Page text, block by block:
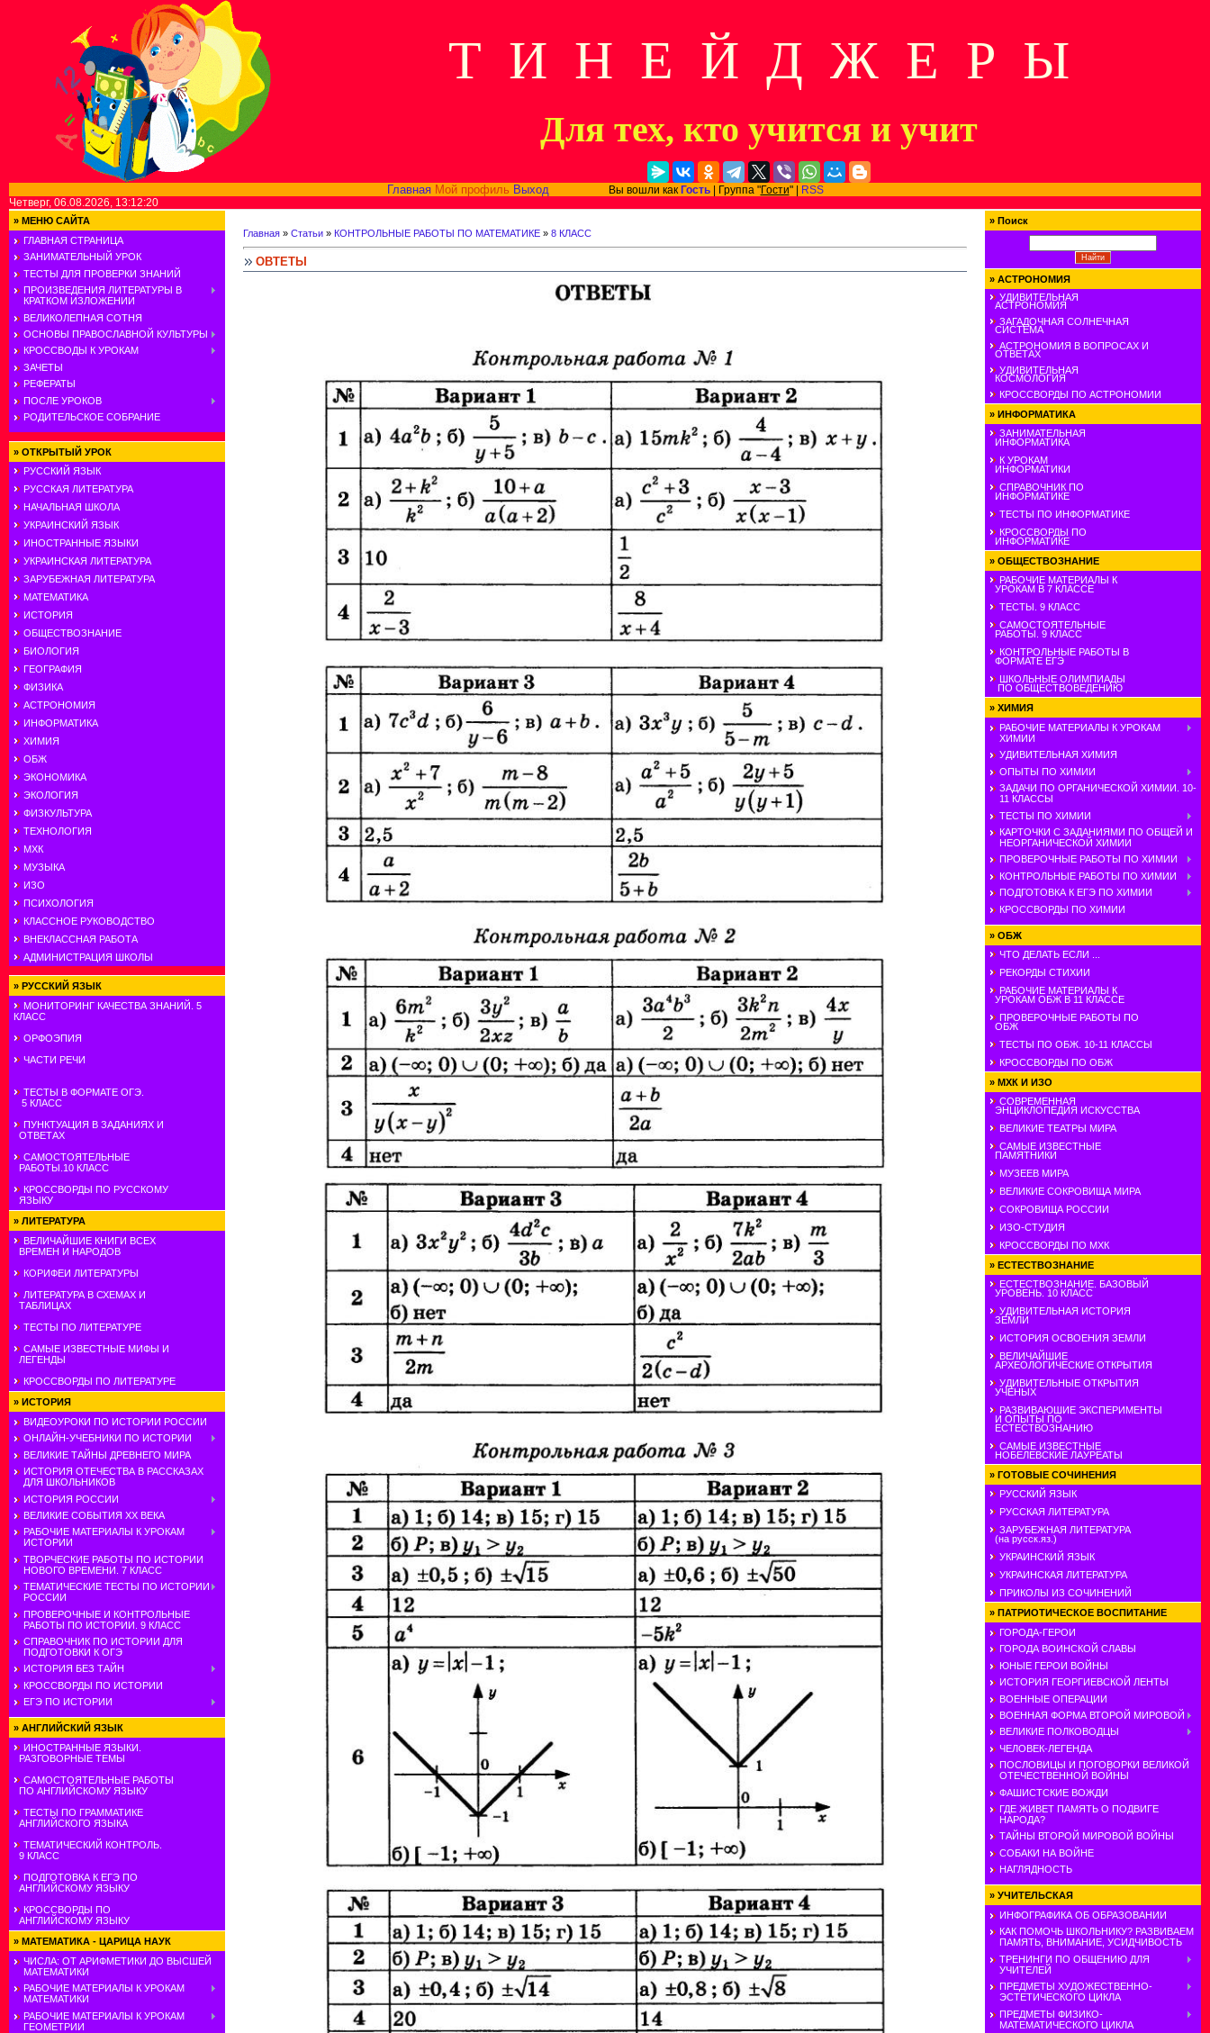
Т И Н Е Й Д Ж Е Р Ы
Для тех, кто учится и учит
Главная Мой профиль ВыходВы вошли как Гость| Группа "Гости" |
RSS
Четверг, 06.08.2026, 13:12:20
» МЕНЮ САЙТА
ГЛАВНАЯ СТРАНИЦА
ЗАНИМАТЕЛЬНЫЙ УРОК
ТЕСТЫ ДЛЯ ПРОВЕРКИ ЗНАНИЙ
ПРОИЗВЕДЕНИЯ ЛИТЕРАТУРЫ В
КРАТКОМ ИЗЛОЖЕНИИ
ВЕЛИКОЛЕПНАЯ СОТНЯ
ОСНОВЫ ПРАВОСЛАВНОЙ КУЛЬТУРЫ
КРОССВОДЫ К УРОКАМ
ЗАЧЕТЫ
РЕФЕРАТЫ
ПОСЛЕ УРОКОВ
РОДИТЕЛЬСКОЕ СОБРАНИЕ
» ОТКРЫТЫЙ УРОК
РУССКИЙ ЯЗЫК
РУССКАЯ ЛИТЕРАТУРА
НАЧАЛЬНАЯ ШКОЛА
УКРАИНСКИЙ ЯЗЫК
ИНОСТРАННЫЕ ЯЗЫКИ
УКРАИНСКАЯ ЛИТЕРАТУРА
ЗАРУБЕЖНАЯ ЛИТЕРАТУРА
МАТЕМАТИКА
ИСТОРИЯ
ОБЩЕСТВОЗНАНИЕ
БИОЛОГИЯ
ГЕОГРАФИЯ
ФИЗИКА
АСТРОНОМИЯ
ИНФОРМАТИКА
ХИМИЯ
ОБЖ
ЭКОНОМИКА
ЭКОЛОГИЯ
ФИЗКУЛЬТУРА
ТЕХНОЛОГИЯ
МХК
МУЗЫКА
ИЗО
ПСИХОЛОГИЯ
КЛАССНОЕ РУКОВОДСТВО
ВНЕКЛАССНАЯ РАБОТА
АДМИНИСТРАЦИЯ ШКОЛЫ
» РУССКИЙ ЯЗЫК
МОНИТОРИНГ КАЧЕСТВА ЗНАНИЙ. 5
КЛАСС
ОРФОЭПИЯ
ЧАСТИ РЕЧИ
ТЕСТЫ В ФОРМАТЕ ОГЭ.
5 КЛАСС
ПУНКТУАЦИЯ В ЗАДАНИЯХ И
ОТВЕТАХ
САМОСТОЯТЕЛЬНЫЕ
РАБОТЫ.10 КЛАСС
КРОССВОРДЫ ПО РУССКОМУ
ЯЗЫКУ
» ЛИТЕРАТУРА
ВЕЛИЧАЙШИЕ КНИГИ ВСЕХ
ВРЕМЕН И НАРОДОВ
КОРИФЕИ ЛИТЕРАТУРЫ
ЛИТЕРАТУРА В СХЕМАХ И
ТАБЛИЦАХ
ТЕСТЫ ПО ЛИТЕРАТУРЕ
САМЫЕ ИЗВЕСТНЫЕ МИФЫ И
ЛЕГЕНДЫ
КРОССВОРДЫ ПО ЛИТЕРАТУРЕ
» ИСТОРИЯ
ВИДЕОУРОКИ ПО ИСТОРИИ РОССИИ
ОНЛАЙН-УЧЕБНИКИ ПО ИСТОРИИ
ВЕЛИКИЕ ТАЙНЫ ДРЕВНЕГО МИРА
ИСТОРИЯ ОТЕЧЕСТВА В РАССКАЗАХ
ДЛЯ ШКОЛЬНИКОВ
ИСТОРИЯ РОССИИ
ВЕЛИКИЕ СОБЫТИЯ ХХ ВЕКА
РАБОЧИЕ МАТЕРИАЛЫ К УРОКАМ
ИСТОРИИ
ТВОРЧЕСКИЕ РАБОТЫ ПО ИСТОРИИ
НОВОГО ВРЕМЕНИ. 7 КЛАСС
ТЕМАТИЧЕСКИЕ ТЕСТЫ ПО ИСТОРИИ
РОССИИ
ПРОВЕРОЧНЫЕ И КОНТРОЛЬНЫЕ
РАБОТЫ ПО ИСТОРИИ. 9 КЛАСС
СПРАВОЧНИК ПО ИСТОРИИ ДЛЯ
ПОДГОТОВКИ К ОГЭ
ИСТОРИЯ БЕЗ ТАЙН
КРОССВОРДЫ ПО ИСТОРИИ
ЕГЭ ПО ИСТОРИИ
» АНГЛИЙСКИЙ ЯЗЫК
ИНОСТРАННЫЕ ЯЗЫКИ.
РАЗГОВОРНЫЕ ТЕМЫ
САМОСТОЯТЕЛЬНЫЕ РАБОТЫ
ПО АНГЛИЙСКОМУ ЯЗЫКУ
ТЕСТЫ ПО ГРАММАТИКЕ
АНГЛИЙСКОГО ЯЗЫКА
ТЕМАТИЧЕСКИЙ КОНТРОЛЬ.
9 КЛАСС
ПОДГОТОВКА К ЕГЭ ПО
АНГЛИЙСКОМУ ЯЗЫКУ
КРОССВОРДЫ ПО
АНГЛИЙСКОМУ ЯЗЫКУ
» МАТЕМАТИКА - ЦАРИЦА НАУК
ЧИСЛА: ОТ АРИФМЕТИКИ ДО ВЫСШЕЙ
МАТЕМАТИКИ
РАБОЧИЕ МАТЕРИАЛЫ К УРОКАМ
МАТЕМАТИКИ
РАБОЧИЕ МАТЕРИАЛЫ К УРОКАМ
ГЕОМЕТРИИ
Главная » Статьи » КОНТРОЛЬНЫЕ РАБОТЫ ПО МАТЕМАТИКЕ » 8 КЛАСС
ОВТЕТЫ
» Поиск
» АСТРОНОМИЯ
УДИВИТЕЛЬНАЯ
АСТРОНОМИЯ
ЗАГАДОЧНАЯ СОЛНЕЧНАЯ
СИСТЕМА
АСТРОНОМИЯ В ВОПРОСАХ И
ОТВЕТАХ
УДИВИТЕЛЬНАЯ
КОСМОЛОГИЯ
КРОССВОРДЫ ПО АСТРОНОМИИ
» ИНФОРМАТИКА
ЗАНИМАТЕЛЬНАЯ
ИНФОРМАТИКА
К УРОКАМ
ИНФОРМАТИКИ
СПРАВОЧНИК ПО
ИНФОРМАТИКЕ
ТЕСТЫ ПО ИНФОРМАТИКЕ
КРОССВОРДЫ ПО
ИНФОРМАТИКЕ
» ОБЩЕСТВОЗНАНИЕ
РАБОЧИЕ МАТЕРИАЛЫ К
УРОКАМ В 7 КЛАССЕ
ТЕСТЫ. 9 КЛАСС
САМОСТОЯТЕЛЬНЫЕ
РАБОТЫ. 9 КЛАСС
КОНТРОЛЬНЫЕ РАБОТЫ В
ФОРМАТЕ ЕГЭ
ШКОЛЬНЫЕ ОЛИМПИАДЫ
ПО ОБЩЕСТВОВЕДЕНИЮ
» ХИМИЯ
РАБОЧИЕ МАТЕРИАЛЫ К УРОКАМ
ХИМИИ
УДИВИТЕЛЬНАЯ ХИМИЯ
ОПЫТЫ ПО ХИМИИ
ЗАДАЧИ ПО ОРГАНИЧЕСКОЙ ХИМИИ. 10-
11 КЛАССЫ
ТЕСТЫ ПО ХИМИИ
КАРТОЧКИ С ЗАДАНИЯМИ ПО ОБЩЕЙ И
НЕОРГАНИЧЕСКОЙ ХИМИИ
ПРОВЕРОЧНЫЕ РАБОТЫ ПО ХИМИИ
КОНТРОЛЬНЫЕ РАБОТЫ ПО ХИМИИ
ПОДГОТОВКА К ЕГЭ ПО ХИМИИ
КРОССВОРДЫ ПО ХИМИИ
» ОБЖ
ЧТО ДЕЛАТЬ ЕСЛИ ...
РЕКОРДЫ СТИХИИ
РАБОЧИЕ МАТЕРИАЛЫ К
УРОКАМ ОБЖ В 11 КЛАССЕ
ПРОВЕРОЧНЫЕ РАБОТЫ ПО
ОБЖ
ТЕСТЫ ПО ОБЖ. 10-11 КЛАССЫ
КРОССВОРДЫ ПО ОБЖ
» МХК И ИЗО
СОВРЕМЕННАЯ
ЭНЦИКЛОПЕДИЯ ИСКУССТВА
ВЕЛИКИЕ ТЕАТРЫ МИРА
САМЫЕ ИЗВЕСТНЫЕ
ПАМЯТНИКИ
МУЗЕЕВ МИРА
ВЕЛИКИЕ СОКРОВИЩА МИРА
СОКРОВИЩА РОССИИ
ИЗО-СТУДИЯ
КРОССВОРДЫ ПО МХК
» ЕСТЕСТВОЗНАНИЕ
ЕСТЕСТВОЗНАНИЕ. БАЗОВЫЙ
УРОВЕНЬ. 10 КЛАСС
УДИВИТЕЛЬНАЯ ИСТОРИЯ
ЗЕМЛИ
ИСТОРИЯ ОСВОЕНИЯ ЗЕМЛИ
ВЕЛИЧАЙШИЕ
АРХЕОЛОГИЧЕСКИЕ ОТКРЫТИЯ
УДИВИТЕЛЬНЫЕ ОТКРЫТИЯ
УЧЕНЫХ
РАЗВИВАЮШИЕ ЭКСПЕРИМЕНТЫ
И ОПЫТЫ ПО
ЕСТЕСТВОЗНАНИЮ
САМЫЕ ИЗВЕСТНЫЕ
НОБЕЛЕВСКИЕ ЛАУРЕАТЫ
» ГОТОВЫЕ СОЧИНЕНИЯ
РУССКИЙ ЯЗЫК
РУССКАЯ ЛИТЕРАТУРА
ЗАРУБЕЖНАЯ ЛИТЕРАТУРА
(на русск.яз.)
УКРАИНСКИЙ ЯЗЫК
УКРАИНСКАЯ ЛИТЕРАТУРА
ПРИКОЛЫ ИЗ СОЧИНЕНИЙ
» ПАТРИОТИЧЕСКОЕ ВОСПИТАНИЕ
ГОРОДА-ГЕРОИ
ГОРОДА ВОИНСКОЙ СЛАВЫ
ЮНЫЕ ГЕРОИ ВОЙНЫ
ИСТОРИЯ ГЕОРГИЕВСКОЙ ЛЕНТЫ
ВОЕННЫЕ ОПЕРАЦИИ
ВОЕННАЯ ФОРМА ВТОРОЙ МИРОВОЙ
ВЕЛИКИЕ ПОЛКОВОДЦЫ
ЧЕЛОВЕК-ЛЕГЕНДА
ПОСЛОВИЦЫ И ПОГОВОРКИ ВЕЛИКОЙ
ОТЕЧЕСТВЕННОЙ ВОЙНЫ
ФАШИСТСКИЕ ВОЖДИ
ГДЕ ЖИВЕТ ПАМЯТЬ О ПОДВИГЕ
НАРОДА?
ТАЙНЫ ВТОРОЙ МИРОВОЙ ВОЙНЫ
СОБАКИ НА ВОЙНЕ
НАГЛЯДНОСТЬ
» УЧИТЕЛЬСКАЯ
ИНФОГРАФИКА ОБ ОБРАЗОВАНИИ
КАК ПОМОЧЬ ШКОЛЬНИКУ? РАЗВИВАЕМ
ПАМЯТЬ, ВНИМАНИЕ, УСИДЧИВОСТЬ
ТРЕНИНГИ ПО ОБЩЕНИЮ ДЛЯ
УЧИТЕЛЕЙ
ПРЕДМЕТЫ ХУДОЖЕСТВЕННО-
ЭСТЕТИЧЕСКОГО ЦИКЛА
ПРЕДМЕТЫ ФИЗИКО-
МАТЕМАТИЧЕСКОГО ЦИКЛА